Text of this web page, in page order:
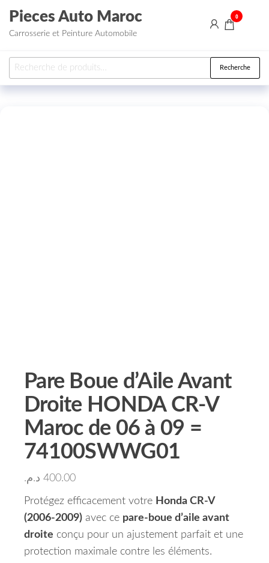
Aller au contenu
Pieces Auto Maroc
Carrosserie et Peinture Automobile
0
Recherche pour : Recherche
Pare Boue d’Aile Avant
Droite HONDA CR-V
Maroc de 06 à 09 =
74100SWWG01
400.00 د.م.
Protégez efficacement votre Honda CR-V
(2006-2009) avec ce pare-boue d’aile avant
droite conçu pour un ajustement parfait et une
protection maximale contre les éléments.